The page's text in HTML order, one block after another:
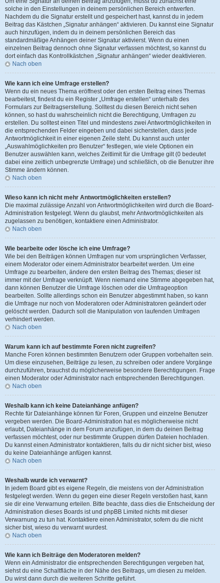
solche in den Einstellungen in deinem persönlichen Bereich entwerfen.
Nachdem du die Signatur erstellt und gespeichert hast, kannst du in jedem
Beitrag das Kästchen „Signatur anhängen“ aktivieren. Du kannst eine Signatur
auch hinzufügen, indem du in deinem persönlichen Bereich das
standardmäßige Anhängen deiner Signatur aktivierst. Wenn du einen
einzelnen Beitrag dennoch ohne Signatur verfassen möchtest, so kannst du
dort einfach das Kontrollkästchen „Signatur anhängen“ wieder deaktivieren.
Nach oben
Wie kann ich eine Umfrage erstellen?
Wenn du ein neues Thema eröffnest oder den ersten Beitrag eines Themas
bearbeitest, findest du ein Register „Umfrage erstellen“ unterhalb des
Formulars zur Beitragserstellung. Solltest du diesen Bereich nicht sehen
können, so hast du wahrscheinlich nicht die Berechtigung, Umfragen zu
erstellen. Du solltest einen Titel und mindestens zwei Antwortmöglichkeiten in
die entsprechenden Felder eingeben und dabei sicherstellen, dass jede
Antwortmöglichkeit in einer eigenen Zeile steht. Du kannst auch unter
„Auswahlmöglichkeiten pro Benutzer“ festlegen, wie viele Optionen ein
Benutzer auswählen kann, welches Zeitlimit für die Umfrage gilt (0 bedeutet
dabei eine zeitlich unbegrenzte Umfrage) und schließlich, ob die Benutzer ihre
Stimme ändern können.
Nach oben
Wieso kann ich nicht mehr Antwortmöglichkeiten erstellen?
Die maximal zulässige Anzahl von Antwortmöglichkeiten wird durch die Board-
Administration festgelegt. Wenn du glaubst, mehr Antwortmöglichkeiten als
zugelassen zu benötigen, kontaktiere einen Administrator.
Nach oben
Wie bearbeite oder lösche ich eine Umfrage?
Wie bei den Beiträgen können Umfragen nur vom ursprünglichen Verfasser,
einem Moderator oder einem Administrator bearbeitet werden. Um eine
Umfrage zu bearbeiten, ändere den ersten Beitrag des Themas; dieser ist
immer mit der Umfrage verknüpft. Wenn niemand eine Stimme abgegeben hat,
dann können Benutzer die Umfrage löschen oder die Umfrageoption
bearbeiten. Sollte allerdings schon ein Benutzer abgestimmt haben, so kann
die Umfrage nur noch von Moderatoren oder Administratoren geändert oder
gelöscht werden. Dadurch soll die Manipulation von laufenden Umfragen
verhindert werden.
Nach oben
Warum kann ich auf bestimmte Foren nicht zugreifen?
Manche Foren können bestimmten Benutzern oder Gruppen vorbehalten sein.
Um diese einzusehen, Beiträge zu lesen, zu schreiben oder andere Vorgänge
durchzuführen, brauchst du möglicherweise besondere Berechtigungen. Frage
einen Moderator oder Administrator nach entsprechenden Berechtigungen.
Nach oben
Weshalb kann ich keine Dateianhänge anfügen?
Rechte für Dateianhänge können für Foren, Gruppen und einzelne Benutzer
vergeben werden. Die Board-Administration hat es möglicherweise nicht
erlaubt, Dateianhänge in dem Forum anzufügen, in dem du deinen Beitrag
verfassen möchtest, oder nur bestimmte Gruppen dürfen Dateien hochladen.
Du kannst einen Administrator kontaktieren, falls du dir nicht sicher bist, wieso
du keine Dateianhänge anfügen kannst.
Nach oben
Weshalb wurde ich verwarnt?
In jedem Board gibt es eigene Regeln, die meistens von der Administration
festgelegt werden. Wenn du gegen eine dieser Regeln verstoßen hast, kann
sie dir eine Verwarnung erteilen. Bitte beachte, dass dies die Entscheidung der
Administration dieses Boards ist und phpBB Limited nichts mit dieser
Verwarnung zu tun hat. Kontaktiere einen Administrator, sofern du die nicht
sicher bist, wieso du verwarnt wurdest.
Nach oben
Wie kann ich Beiträge den Moderatoren melden?
Wenn ein Administrator die entsprechenden Berechtigungen vergeben hat,
siehst du eine Schaltfläche in der Nähe des Beitrags, um diesen zu melden.
Du wirst dann durch die weiteren Schritte geführt.